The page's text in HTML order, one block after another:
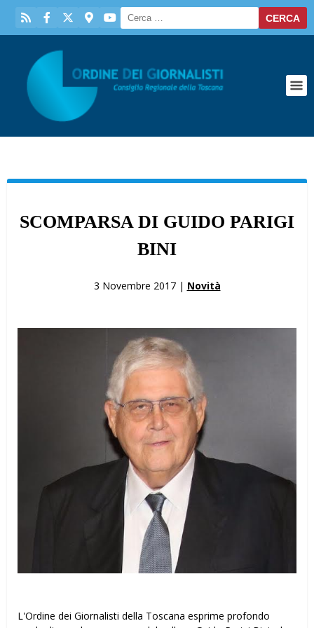
SCOMPARSA DI GUIDO PARIGI
BINI
3 Novembre 2017 | Novità
L'Ordine dei Giornalisti della Toscana esprime profondo